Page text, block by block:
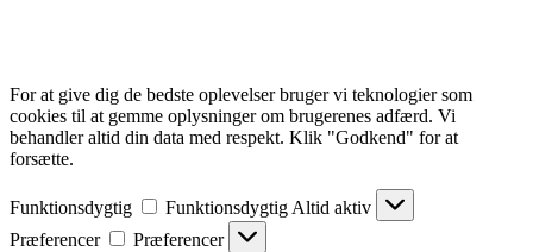
For at give dig de bedste oplevelser bruger vi teknologier som
cookies til at gemme oplysninger om brugerenes adfærd. Vi
behandler altid din data med respekt. Klik "Godkend" for at
forsætte.
Funktionsdygtig FunktionsdygtigAltid aktiv
Præferencer
Præferencer